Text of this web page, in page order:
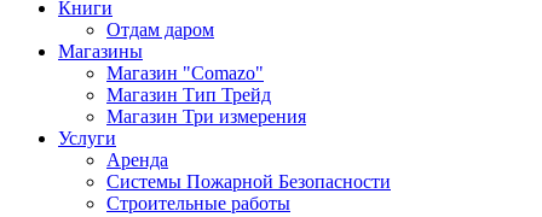
Книги
Отдам даром
Магазины
Магазин "Comazo"
Магазин Тип Трейд
Магазин Три измерения
Услуги
Аренда
Системы Пожарной Безопасности
Строительные работы